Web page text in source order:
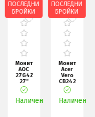
Монитор
Acer
Vero
CB242YGbipr,
23.8"
FHD
(1920x108
Наличен
ПОСЛЕДНИ
БРОЙКИ
Монитор
Samsung
LS24F320
24"
IPS
LED,
1920x1080,
Наличен
ПОСЛЕДНИ
БРОЙКИ